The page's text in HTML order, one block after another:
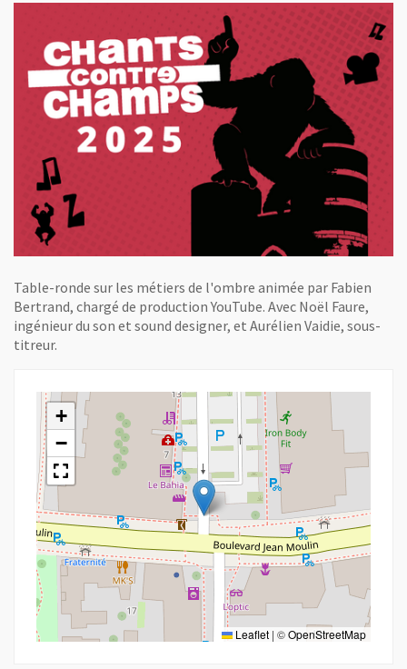
Table-ronde sur les métiers de l'ombre animée par Fabien
Bertrand, chargé de production YouTube. Avec Noël Faure,
ingénieur du son et sound designer, et Aurélien Vaidie, sous-
titreur.
+
−
Leaflet | ©OpenStreetMap